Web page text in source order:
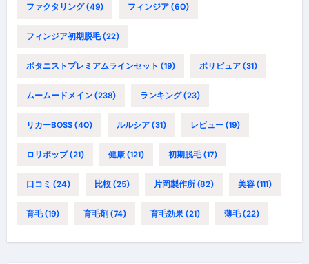
ファクタリング(49) フィンジア(60)
フィンジア初期脱毛(22)
ボタニストプレミアムラインセット (19) ポリピュア(31)
ムームードメイン(238) ランキング(23)
リカーBOSS(40) ルルシア(31) レビュー(19)
ロリポップ(21) 健康(121) 初期脱毛(17)
口コミ (24) 比較(25) 片岡製作所(82) 美容(111)
育毛(19) 育毛剤(74) 育毛効果(21) 薄毛(22)